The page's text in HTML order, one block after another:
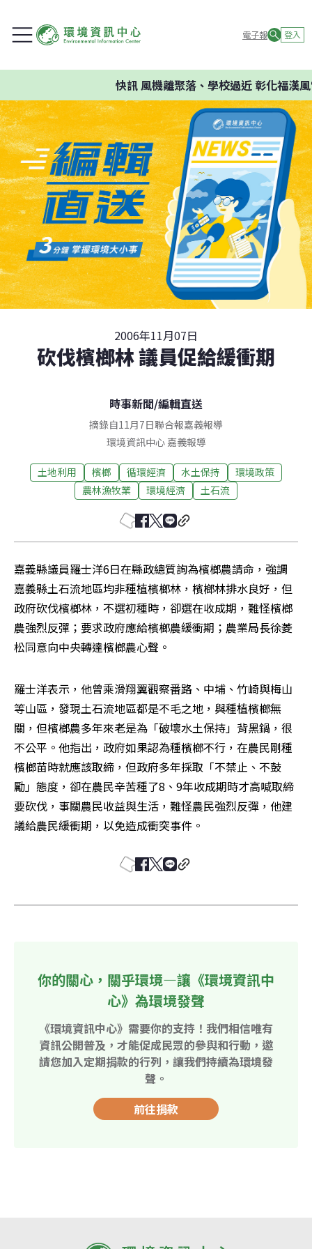
電子報 登入
快訊風機離聚落、學校過近 彰化福漢風
2006年11月07日
砍伐檳榔林 議員促給緩衝期
時事新聞/編輯直送
摘錄自11月7日聯合報嘉義報導
環境資訊中心 嘉義報導
土地利用 檳榔 循環經濟 水土保持
環境政策
農林漁牧業
環境經濟 土石流
嘉義縣議員羅士洋6日在縣政總質詢為檳榔農請命，強調
嘉義縣土石流地區均非種植檳榔林，檳榔林排水良好，但
政府砍伐檳榔林，不選初種時，卻選在收成期，難怪檳榔
農強烈反彈；要求政府應給檳榔農緩衝期；農業局長徐菱
松同意向中央轉達檳榔農心聲。
羅士洋表示，他曾乘滑翔翼觀察番路、中埔、竹崎與梅山
等山區，發現土石流地區都是不毛之地，與種植檳榔無
關，但檳榔農多年來老是為「破壞水土保持」背黑鍋，很
不公平。他指出，政府如果認為種檳榔不行，在農民剛種
檳榔苗時就應該取締，但政府多年採取「不禁止、不鼓
勵」態度，卻在農民辛苦種了8、9年收成期時才高喊取締
要砍伐，事關農民收益與生活，難怪農民強烈反彈，他建
議給農民緩衝期，以免造成衝突事件。
你的關心，關乎環境—讓《環境資訊中
心》為環境發聲
《環境資訊中心》需要你的支持！我們相信唯有
資訊公開普及，才能促成民眾的參與和行動，邀
請您加入定期捐款的行列，讓我們持續為環境發
聲。
前往捐款